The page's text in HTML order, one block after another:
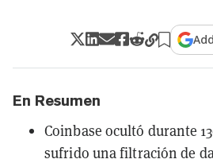
En Resumen
Coinbase ocultó durante
sufrido una filtración de